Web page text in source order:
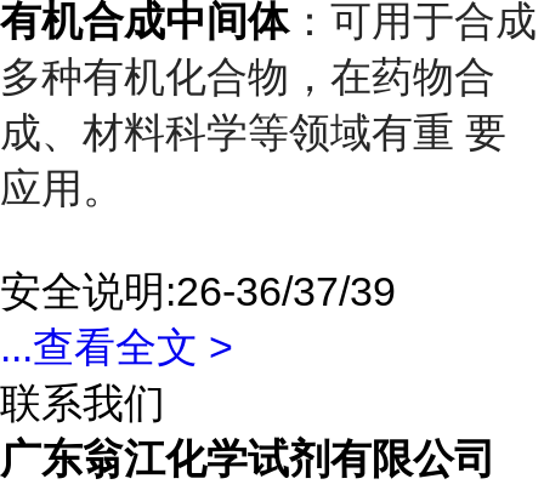
有机合成中间体：可用于合成
多种有机化合物，在药物合
成、材料科学等领域有重 要
应用。
安全说明:26-36/37/39
...查看全文 >
联系我们
广东翁江化学试剂有限公司